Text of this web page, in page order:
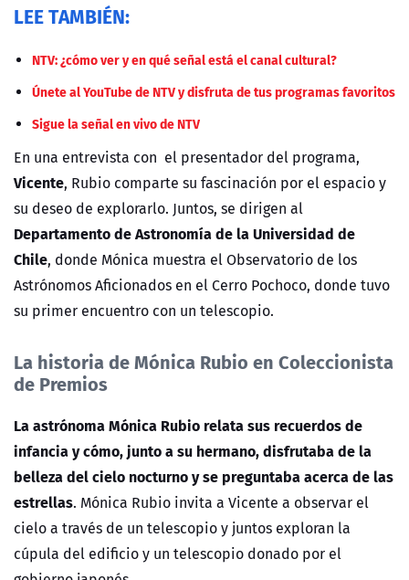
LEE TAMBIÉN:
NTV: ¿cómo ver y en qué señal está el canal cultural?
Únete al YouTube de NTV y disfruta de tus programas favoritos
Sigue la señal en vivo de NTV
En una entrevista con el presentador del programa,
Vicente, Rubio comparte su fascinación por el espacio y
su deseo de explorarlo. Juntos, se dirigen al
Departamento de Astronomía de la Universidad de
Chile, donde Mónica muestra el Observatorio de los
Astrónomos Aficionados en el Cerro Pochoco, donde tuvo
su primer encuentro con un telescopio.
La historia de Mónica Rubio en Coleccionista
de Premios
La astrónoma Mónica Rubio relata sus recuerdos de
infancia y cómo, junto a su hermano, disfrutaba de la
belleza del cielo nocturno y se preguntaba acerca de las
estrellas. Mónica Rubio invita a Vicente a observar el
cielo a través de un telescopio y juntos exploran la
cúpula del edificio y un telescopio donado por el